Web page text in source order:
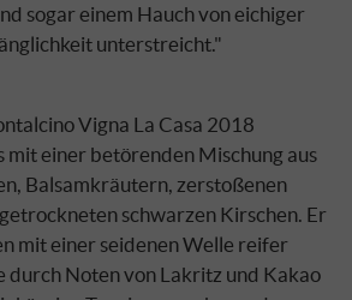
sogar einem Hauch von eichiger
unterstreicht."
Vigna La Casa 2018
mit einer betörenden Mischung aus
Balsamkräutern, zerstoßenen
schwarzen Kirschen. Er
mit einer seidenen Welle reifer
durch Noten von Lakritz und Kakao